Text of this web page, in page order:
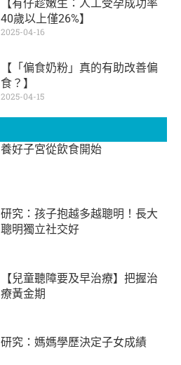
【有仔趁嫩生：人工受孕成功率
40歲以上僅26%】
2025-04-16
【「偏食奶粉」真的有助改善偏
食？】
2025-04-15
養好子宮從飲食開始
研究：孩子抱越多越聰明！長大
聰明獨立社交好
【兒童聽障要及早治療】把握治
療黃金期
研究：媽媽學歷決定子女成績